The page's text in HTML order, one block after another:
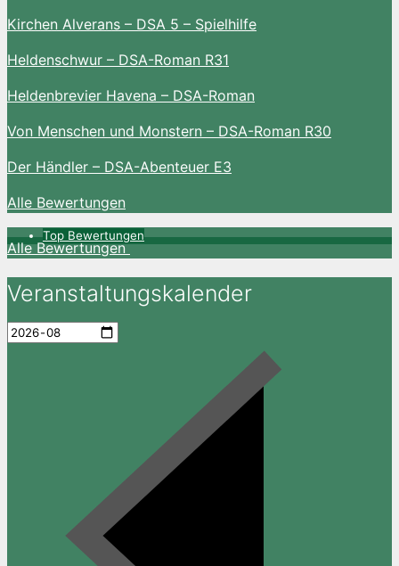
Kirchen Alverans – DSA 5 – Spielhilfe
Heldenschwur – DSA-Roman R31
Heldenbrevier Havena – DSA-Roman
Von Menschen und Monstern – DSA-Roman R30
Der Händler – DSA-Abenteuer E3
Alle Bewertungen
Top Bewertungen
Alle Bewertungen
Veranstaltungskalender